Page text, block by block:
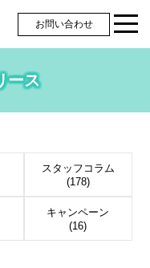
お問い合わせ
ース
スタッフコラム
(178)
キャンペーン
(16)